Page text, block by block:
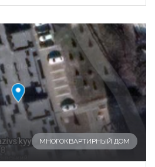
МНОГОКВАРТИРНЫЙ ДОМ